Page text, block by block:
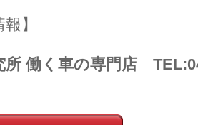
報】
所 働く車の専門店